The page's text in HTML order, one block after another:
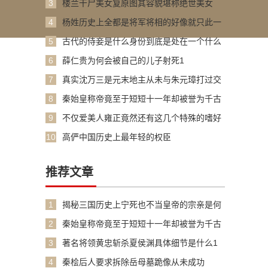
3
楼兰干尸美女复原图其容貌堪称绝世美女
4
杨姓历史上全都是将军将相的好像就只此一
5
古代的侍妾是什么身份到底是处在一个什么
6
薛仁贵为何会被自己的儿子射死1
7
真实沈万三是元末地主从未与朱元璋打过交
8
秦始皇称帝竟至于短短十一年却被誉为千古
9
不仅爱美人雍正竟然还有这几个特殊的嗜好
10
高俨中国历史上最年轻的权臣
推荐文章
1
揭秘三国历史上宁死也不当皇帝的宗亲是何
2
秦始皇称帝竟至于短短十一年却被誉为千古
3
著名将领黄忠斩杀夏侯渊具体细节是什么1
4
秦桧后人要求拆除岳母墓跪像从未成功